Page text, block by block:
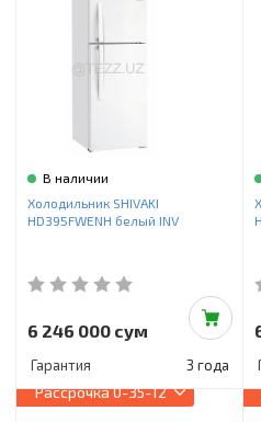
В наличии
Холодильник SHIVAKI
HD395FWENH белый INV
6 246 000 сум
Гарантия 3 года
Рассрочка0-35-12